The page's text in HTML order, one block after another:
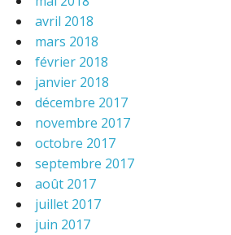
avril 2018
mars 2018
février 2018
janvier 2018
décembre 2017
novembre 2017
octobre 2017
septembre 2017
août 2017
juillet 2017
juin 2017